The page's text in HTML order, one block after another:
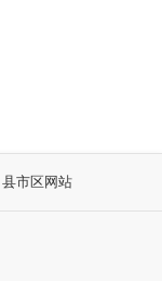
县市区网站